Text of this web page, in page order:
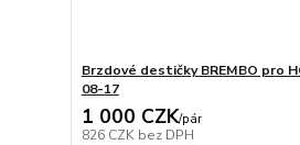
Brzdové destičky BREMBO pro
08-17
1 000 CZK/pár
826 CZK bez DPH